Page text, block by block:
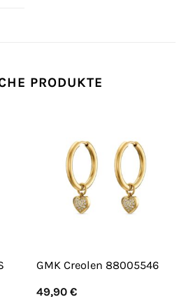
PRODUKTE
GMK Creolen 88005546
49,90 €